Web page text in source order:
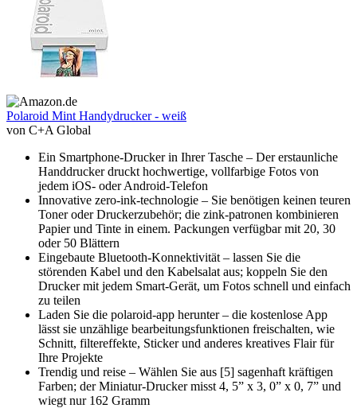
Polaroid Mint Handydrucker - weiß
von C+A Global
Ein Smartphone-Drucker in Ihrer Tasche – Der erstaunliche
Handdrucker druckt hochwertige, vollfarbige Fotos von
jedem iOS- oder Android-Telefon
Innovative zero-ink-technologie – Sie benötigen keinen teuren
Toner oder Druckerzubehör; die zink-patronen kombinieren
Papier und Tinte in einem. Packungen verfügbar mit 20, 30
oder 50 Blättern
Eingebaute Bluetooth-Konnektivität – lassen Sie die
störenden Kabel und den Kabelsalat aus; koppeln Sie den
Drucker mit jedem Smart-Gerät, um Fotos schnell und einfach
zu teilen
Laden Sie die polaroid-app herunter – die kostenlose App
lässt sie unzählige bearbeitungsfunktionen freischalten, wie
Schnitt, filtereffekte, Sticker und anderes kreatives Flair für
Ihre Projekte
Trendig und reise – Wählen Sie aus [5] sagenhaft kräftigen
Farben; der Miniatur-Drucker misst 4, 5” x 3, 0” x 0, 7” und
wiegt nur 162 Gramm